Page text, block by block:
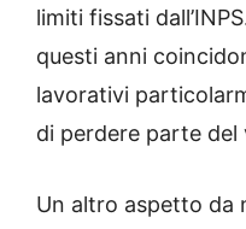
limiti fissati
questi anni
lavorativi
di perdere parte del
Un altro aspetto da